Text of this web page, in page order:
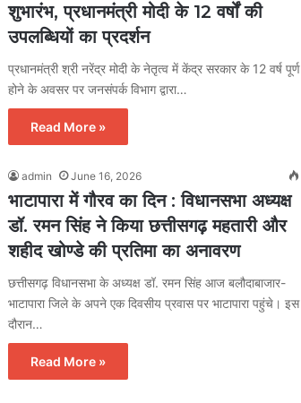
शुभारंभ, प्रधानमंत्री मोदी के 12 वर्षों की
उपलब्धियों का प्रदर्शन
प्रधानमंत्री श्री नरेंद्र मोदी के नेतृत्व में केंद्र सरकार के 12 वर्ष पूर्ण
होने के अवसर पर जनसंपर्क विभाग द्वारा…
Read More »
admin June 16, 2026
भाटापारा में गौरव का दिन : विधानसभा अध्यक्ष
डॉ. रमन सिंह ने किया छत्तीसगढ़ महतारी और
शहीद खोण्डे की प्रतिमा का अनावरण
छत्तीसगढ़ विधानसभा के अध्यक्ष डॉ. रमन सिंह आज बलौदाबाजार-
भाटापारा जिले के अपने एक दिवसीय प्रवास पर भाटापारा पहुंचे। इस
दौरान…
Read More »